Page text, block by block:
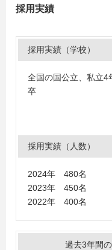
採用実績
採用実績（学校）
全国の国公立、私立4
卒
採用実績（人数）
2024年 480名
2023年 450名
2022年 400名
過去3年間